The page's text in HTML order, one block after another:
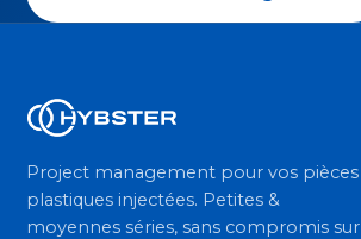
Project management pour vos pièces
plastiques injectées. Petites &
moyennes séries, sans compromis sur